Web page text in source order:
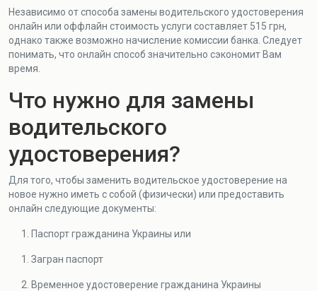
Независимо от способа замены водительского удостоверения
онлайн или оффлайн стоимость услуги составляет 515 грн,
однако также возможно начисление комиссии банка. Следует
понимать, что онлайн способ значительно сэкономит Вам
время.
Что нужно для замены
водительского
удостоверения?
Для того, чтобы заменить водительское удостоверение на
новое нужно иметь с собой (физически) или предоставить
онлайн следующие документы:
Паспорт гражданина Украины или
Загран паспорт
Временное удостоверение гражданина Украины